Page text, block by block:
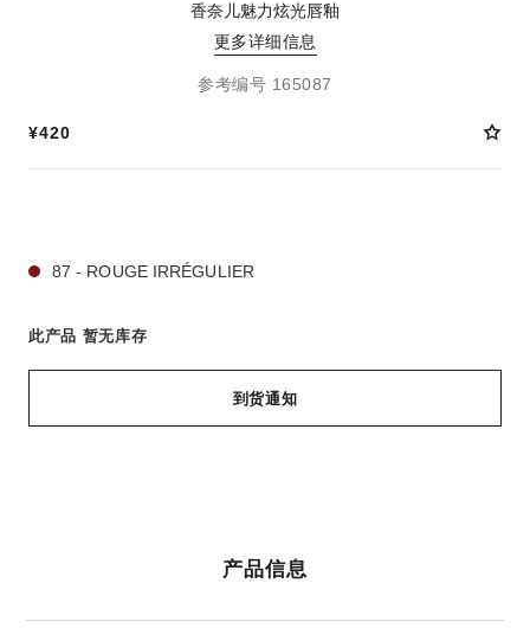
香奈儿魅力炫光唇釉
更多详细信息
参考编号 165087
¥420
87 - ROUGE IRRÉGULIER
此产品 暂无库存
到货通知
产品信息